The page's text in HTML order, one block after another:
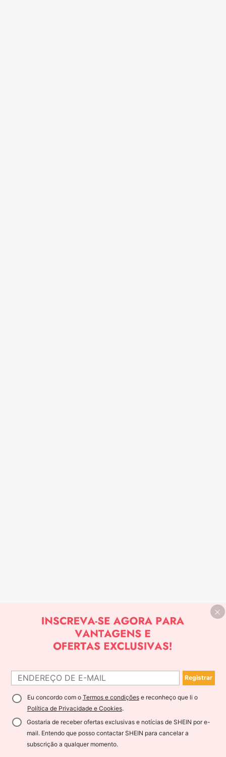
Registrar
Eu concordo com o Termos e condiçõese reconheço que li o
Política de Privacidade e Cookies.
Gostaria de receber ofertas exclusivas e notícias de SHEIN por e-
mail. Entendo que posso contactar SHEIN para cancelar a
subscrição a qualquer momento.